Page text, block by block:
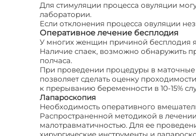
Для стимуляции процесса овуляции
лаборатории.
Если отклонения процесса овуляции
Оперативное лечение бесплодия
У многих женщин причиной бесплодия
Наличие спаек, возможно обнаружить
полчаса.
При проведении процедуры в маточные
позволяет сделать оценку
к прерыванию беременности в 10-15%
Лапароскопия
Необходимость оперативного
Распространенной методикой в
малотравматичностью. Для ее